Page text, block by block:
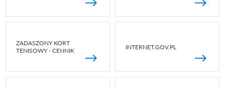
ZADASZONY KORT
TENISOWY - CENNIK
INTERNET.GOV.PL